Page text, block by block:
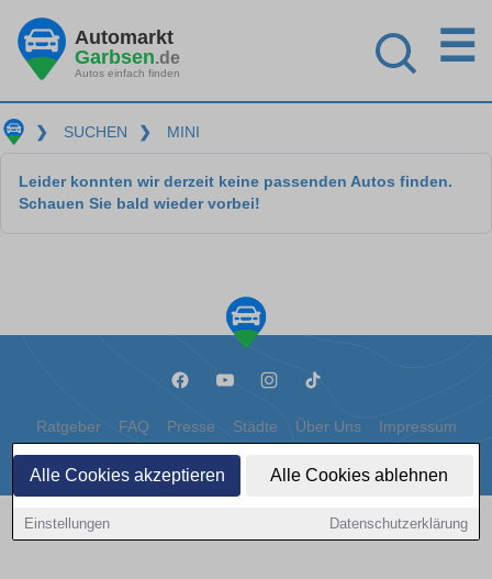
Alle Cookies akzeptieren Alle Cookies ablehnen
Einstellungen Datenschutzerklärung
Automarkt
Garbsen.de
Autos einfach finden
☰
❯ SUCHEN ❯ MINI
Leider konnten wir derzeit keine passenden Autos finden.
Schauen Sie bald wieder vorbei!
Ratgeber FAQ Presse Städte Über Uns Impressum
Datenschutz Cookies
Copyright © 2000 - 2026 | 1A Infosysteme GmbH | Content by: 1a-sites-autos